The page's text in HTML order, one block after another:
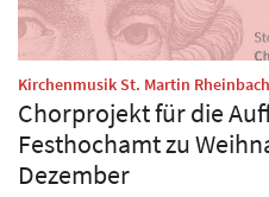
Kirchenmusik St. Martin Rheinbach
Chorprojekt für die
Festhochamt zu
Dezember